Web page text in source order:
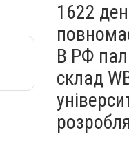
1622
В РФ
склад